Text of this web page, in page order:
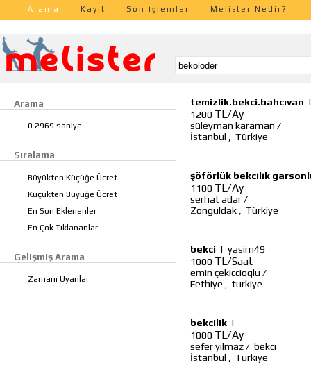
Arama Kayıt Son İşlemler Melister Nedir?
Arama
0.2969 saniye
Sıralama
Büyükten Küçüğe Ücret
Küçükten Büyüğe Ücret
En Son Eklenenler
En Çok Tıklananlar
Gelişmiş Arama
Zamanı Uyanlar
temizlik.bekci.bahcıvan
1200 TL/Ay
süleyman karaman /
İstanbul
Türkiye
şöförlük bekcilik
1100 TL/Ay
serhat adar/
Zonguldak
Türkiye
bekci | yasim49
1000 TL/Saat
emin çekiccioglu /
Fethiye
turkiye
bekcilik |
1000 TL/Ay
sefer yılmaz/ bekci
İstanbul
Türkiye